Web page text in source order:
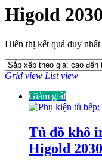
Higold
Hiển thị kết quả duy nhất
Grid view List view
Giảm giá!
Tủ đồ khô
Higold